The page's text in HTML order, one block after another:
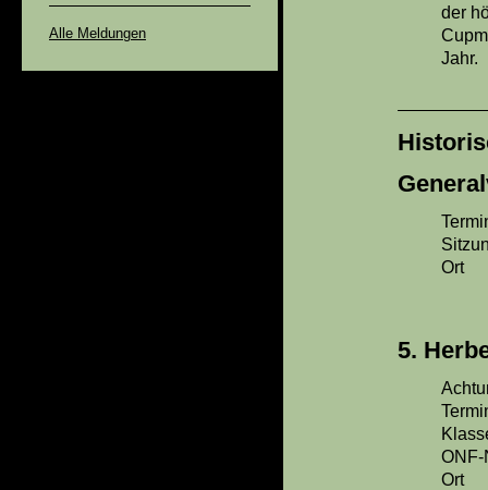
Alle Meldungen
der
Jahr.
Ort :
5.
ONF-
Ort :